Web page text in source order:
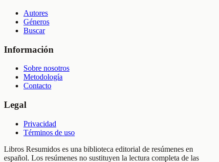
Autores
Géneros
Buscar
Información
Sobre nosotros
Metodología
Contacto
Legal
Privacidad
Términos de uso
Libros Resumidos es una biblioteca editorial de resúmenes en
español. Los resúmenes no sustituyen la lectura completa de las